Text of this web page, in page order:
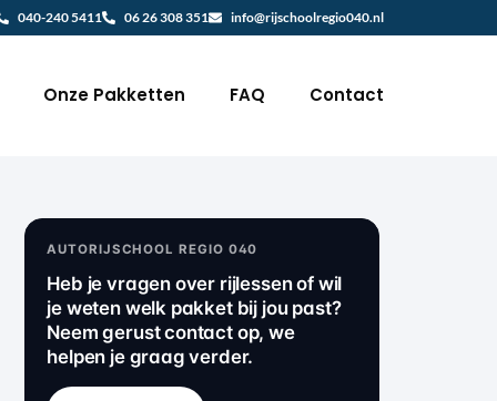
040-240 5411 06 26 308 351 info@rijschoolregio040.nl
Onze Pakketten FAQ Contact
AUTORIJSCHOOL REGIO 040
Heb je vragen over rijlessen of wil
je weten welk pakket bij jou past?
Neem gerust contact op, we
helpen je graag verder.